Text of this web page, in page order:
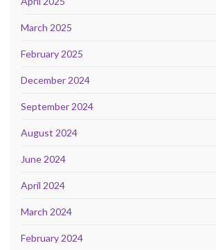
March 2025
February 2025
December 2024
September 2024
August 2024
June 2024
April 2024
March 2024
February 2024